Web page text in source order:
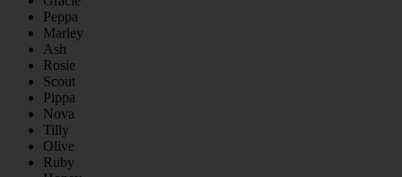
Peppa
Marley
Ash
Rosie
Scout
Pippa
Nova
Tilly
Olive
Ruby